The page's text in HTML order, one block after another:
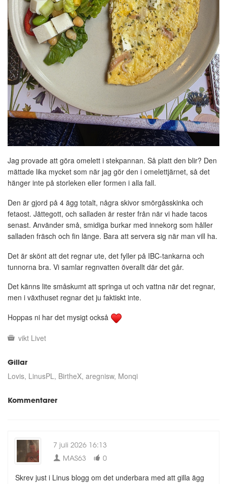
Jag provade att göra omelett i stekpannan. Så platt den blir? Den
mättade lika mycket som när jag gör den i omelettjärnet, så det
hänger inte på storleken eller formen i alla fall.
Den är gjord på 4 ägg totalt, några skivor smörgåsskinka och
fetaost. Jättegott, och salladen är rester från när vi hade tacos
senast. Använder små, smidiga burkar med innekorg som håller
salladen fräsch och fin länge. Bara att servera sig när man vill ha.
Det är skönt att det regnar ute, det fyller på IBC-tankarna och
tunnorna bra. Vi samlar regnvatten överallt där det går.
Det känns lite småskumt att springa ut och vattna när det regnar,
men i växthuset regnar det ju faktiskt inte.
Hoppas ni har det mysigt också
vikt Livet
Gillar
Lovis LinusPL BirtheX aregnisw Monqi
Kommentarer
7 juli 2026 16:13
MAS63
0
Skrev just i Linus blogg om det underbara med att gilla ägg